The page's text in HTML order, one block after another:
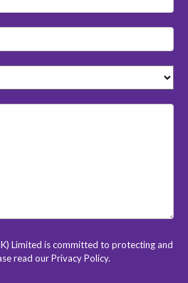
Limited is committed to protecting and
read ourPrivacy Policy.